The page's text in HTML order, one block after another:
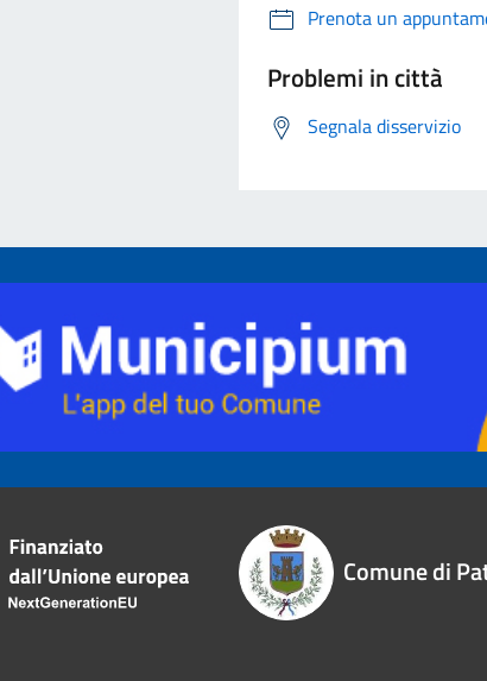
Prenota un
Problemi in città
Segnala disservizio
Comune di